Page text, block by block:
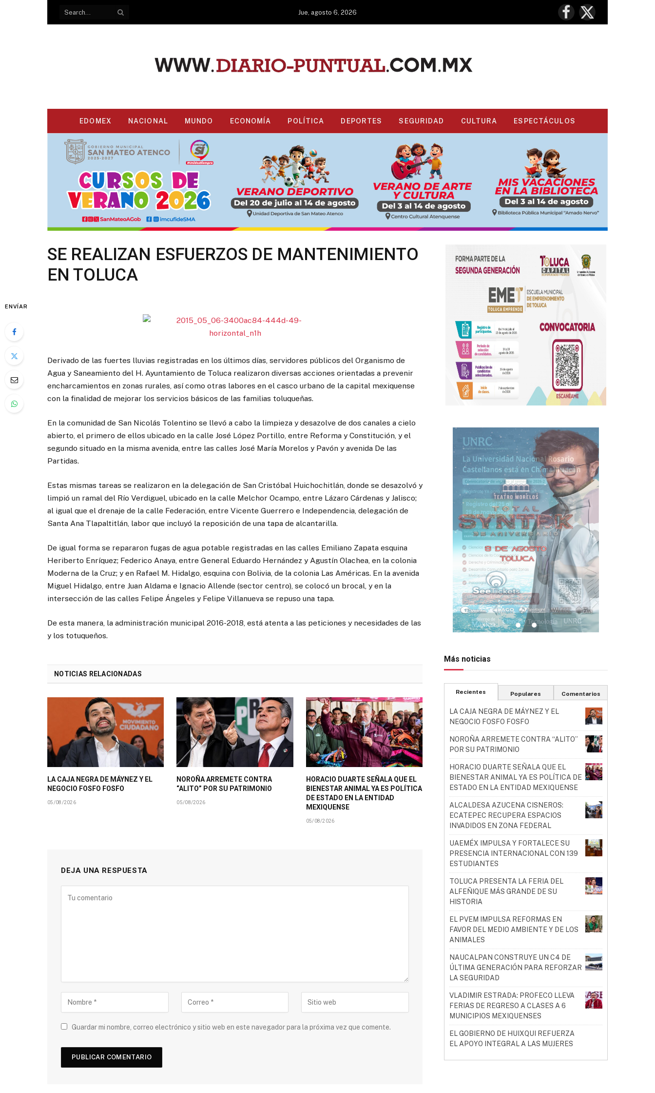
Jue, agosto 6, 2026
Facebook
X
(Twitter)
EDOMEX NACIONAL MUNDO ECONOMÍA POLÍTICA DEPORTES SEGURIDAD CULTURA ESPECTÁCULOS
SE REALIZAN ESFUERZOS DE MANTENIMIENTO
EN TOLUCA
ENVÍAR
Derivado de las fuertes lluvias registradas en los últimos días, servidores públicos del Organismo de
Agua y Saneamiento del H. Ayuntamiento de Toluca realizaron diversas acciones orientadas a prevenir
encharcamientos en zonas rurales, así como otras labores en el casco urbano de la capital mexiquense
con la finalidad de mejorar los servicios básicos de las familias toluqueñas.
En la comunidad de San Nicolás Tolentino se llevó a cabo la limpieza y desazolve de dos canales a cielo
abierto, el primero de ellos ubicado en la calle José López Portillo, entre Reforma y Constitución, y el
segundo situado en la misma avenida, entre las calles José María Morelos y Pavón y avenida De las
Partidas.
Estas mismas tareas se realizaron en la delegación de San Cristóbal Huichochitlán, donde se desazolvó y
limpió un ramal del Río Verdiguel, ubicado en la calle Melchor Ocampo, entre Lázaro Cárdenas y Jalisco;
al igual que el drenaje de la calle Federación, entre Vicente Guerrero e Independencia, delegación de
Santa Ana Tlapaltitlán, labor que incluyó la reposición de una tapa de alcantarilla.
De igual forma se repararon fugas de agua potable registradas en las calles Emiliano Zapata esquina
Heriberto Enríquez; Federico Anaya, entre General Eduardo Hernández y Agustín Olachea, en la colonia
Moderna de la Cruz; y en Rafael M. Hidalgo, esquina con Bolivia, de la colonia Las Américas. En la avenida
Miguel Hidalgo, entre Juan Aldama e Ignacio Allende (sector centro), se colocó un brocal, y en la
intersección de las calles Felipe Ángeles y Felipe Villanueva se repuso una tapa.
De esta manera, la administración municipal 2016-2018, está atenta a las peticiones y necesidades de las
y los totuqueños.
NOTICIAS RELACIONADAS
LA CAJA NEGRA DE MÁYNEZ Y EL
NEGOCIO FOSFO FOSFO
05/08/2026
NOROÑA ARREMETE CONTRA
“ALITO” POR SU PATRIMONIO
05/08/2026
HORACIO DUARTE SEÑALA QUE EL
BIENESTAR ANIMAL YA ES POLÍTICA
DE ESTADO EN LA ENTIDAD
MEXIQUENSE
05/08/2026
DEJA UNA RESPUESTA
Guardar mi nombre, correo electrónico y sitio web en este navegador para la próxima vez que comente.
Más noticias
Recientes Populares Comentarios
LA CAJA NEGRA DE MÁYNEZ Y EL
NEGOCIO FOSFO FOSFO
NOROÑA ARREMETE CONTRA “ALITO”
POR SU PATRIMONIO
HORACIO DUARTE SEÑALA QUE EL
BIENESTAR ANIMAL YA ES POLÍTICA DE
ESTADO EN LA ENTIDAD MEXIQUENSE
ALCALDESA AZUCENA CISNEROS:
ECATEPEC RECUPERA ESPACIOS
INVADIDOS EN ZONA FEDERAL
UAEMÉX IMPULSA Y FORTALECE SU
PRESENCIA INTERNACIONAL CON 139
ESTUDIANTES
TOLUCA PRESENTA LA FERIA DEL
ALFEÑIQUE MÁS GRANDE DE SU
HISTORIA
EL PVEM IMPULSA REFORMAS EN
FAVOR DEL MEDIO AMBIENTE Y DE LOS
ANIMALES
NAUCALPAN CONSTRUYE UN C4 DE
ÚLTIMA GENERACIÓN PARA REFORZAR
LA SEGURIDAD
VLADIMIR ESTRADA: PROFECO LLEVA
FERIAS DE REGRESO A CLASES A 6
MUNICIPIOS MEXIQUENSES
EL GOBIERNO DE HUIXQUI REFUERZA
EL APOYO INTEGRAL A LAS MUJERES